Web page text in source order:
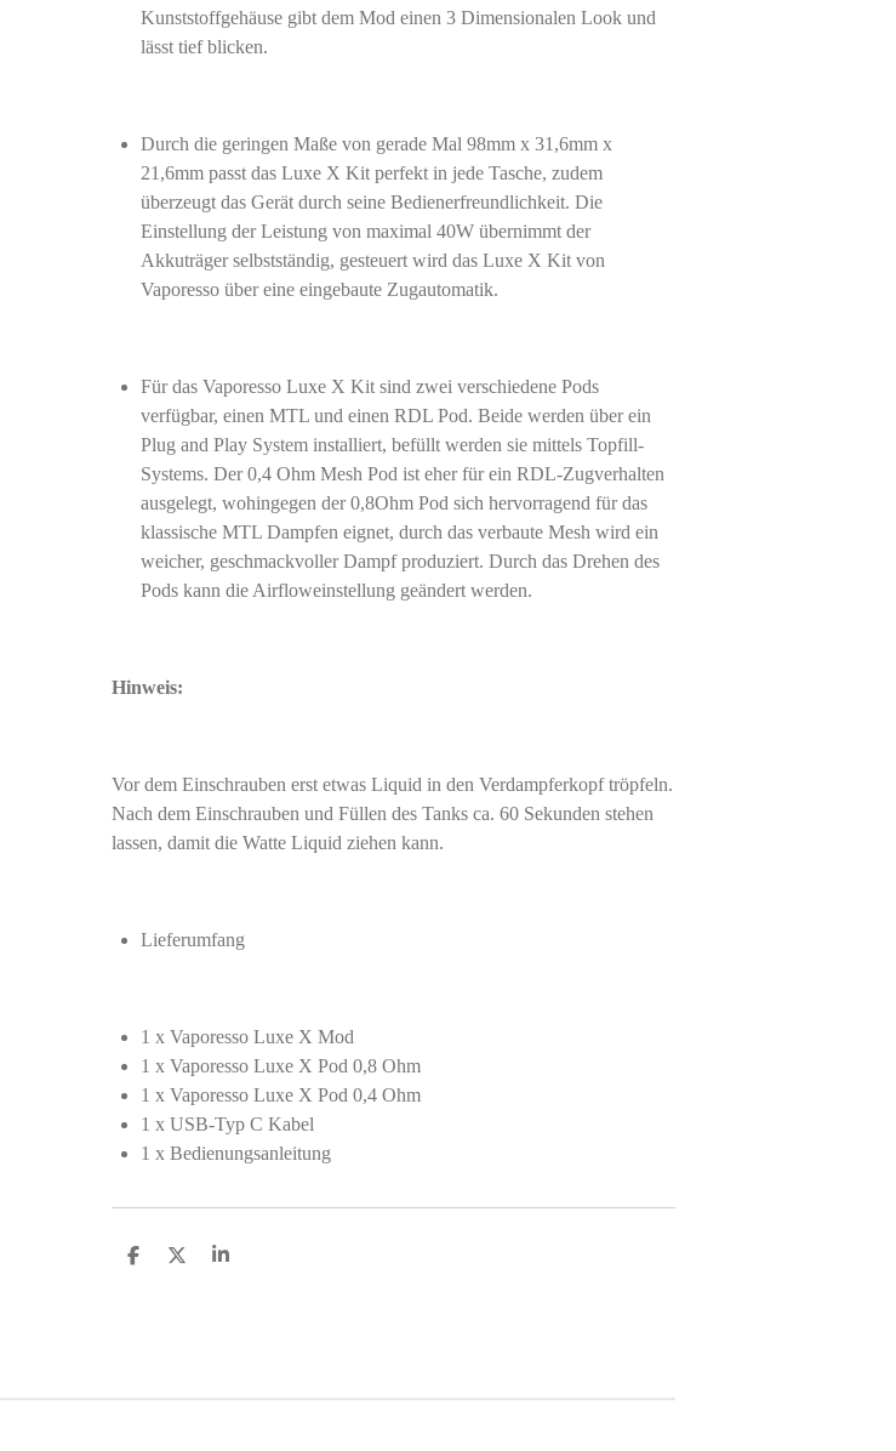
Kunststoffgehäuse gibt dem Mod einen 3 Dimensionalen Look und
lässt tief blicken.
Durch die geringen Maße von gerade Mal 98mm x 31,6mm x
21,6mm passt das Luxe X Kit perfekt in jede Tasche, zudem
überzeugt das Gerät durch seine Bedienerfreundlichkeit. Die
Einstellung der Leistung von maximal 40W übernimmt der
Akkuträger selbstständig, gesteuert wird das Luxe X Kit von
Vaporesso über eine eingebaute Zugautomatik.
Für das Vaporesso Luxe X Kit sind zwei verschiedene Pods
verfügbar, einen MTL und einen RDL Pod. Beide werden über ein
Plug and Play System installiert, befüllt werden sie mittels Topfill-
Systems. Der 0,4 Ohm Mesh Pod ist eher für ein RDL-Zugverhalten
ausgelegt, wohingegen der 0,8Ohm Pod sich hervorragend für das
klassische MTL Dampfen eignet, durch das verbaute Mesh wird ein
weicher, geschmackvoller Dampf produziert. Durch das Drehen des
Pods kann die Airfloweinstellung geändert werden.
Hinweis:
Vor dem Einschrauben erst etwas Liquid in den Verdampferkopf tröpfeln.
Nach dem Einschrauben und Füllen des Tanks ca. 60 Sekunden stehen
lassen, damit die Watte Liquid ziehen kann.
Lieferumfang
1 x Vaporesso Luxe X Mod
1 x Vaporesso Luxe X Pod 0,8 Ohm
1 x Vaporesso Luxe X Pod 0,4 Ohm
1 x USB-Typ C Kabel
1 x Bedienungsanleitung
T
T
T